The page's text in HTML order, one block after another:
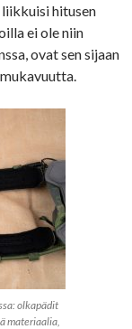
hitusen
ei ole niin
ovat sen sijaan
olkapädit
materiaalia,